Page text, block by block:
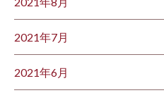
2021年7月
2021年6月